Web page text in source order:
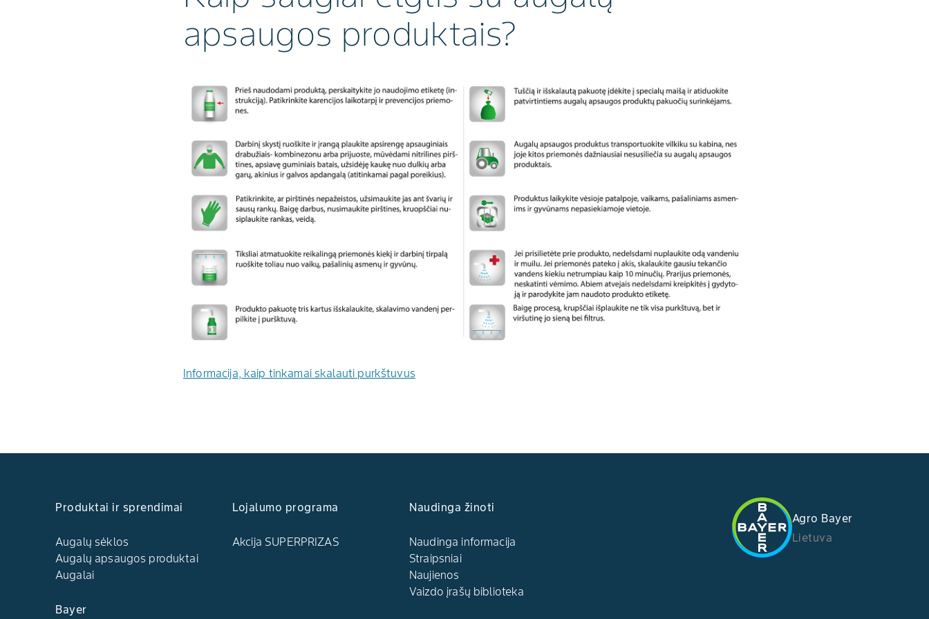
apsaugos produktais?
Informacija, kaip tinkamai skalauti purkštuvus
Produktai ir sprendimai
Augalų sėklos
Augalų apsaugos produktai
Augalai
Lojalumo programa
Akcija SUPERPRIZAS
Naudinga žinoti
Naudinga informacija
Straipsniai
Naujienos
Vaizdo įrašų biblioteka
Bayer
Agro Bayer
Lietuva